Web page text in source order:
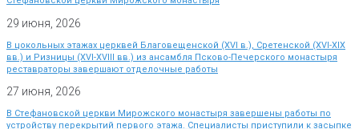
29 июня, 2026
В цокольных этажах церквей Благовещенской (XVI в.), Сретенской (XVI-XIX
вв.) и Ризницы (XVI-XVIII вв.) из ансамбля Псково-Печерского монастыря
реставраторы завершают отделочные работы
27 июня, 2026
В Стефановской церкви Мирожского монастыря завершены работы по
устройству перекрытий первого этажа. Специалисты приступили к засыпке